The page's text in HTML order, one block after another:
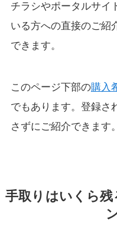
チラシやポータルサイ
いる方への直接のご紹
できます。
このページ下部の購入
でもあります。登録さ
さずにご紹介できます。
手取りはいくら